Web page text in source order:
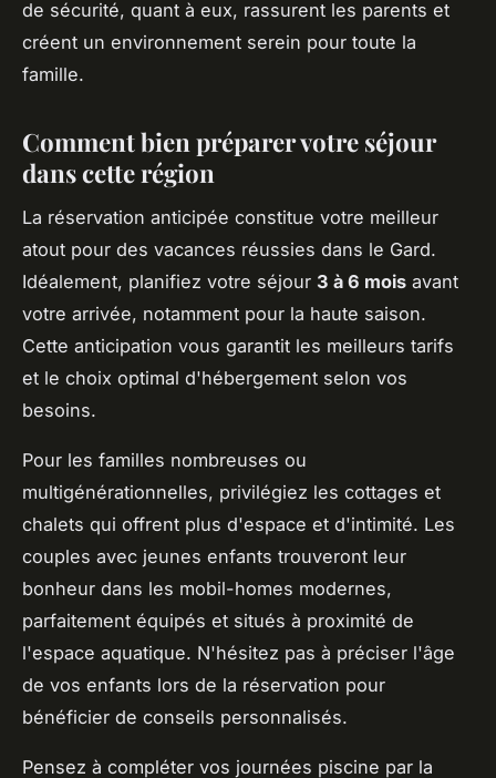
de sécurité, quant à eux, rassurent les parents et
créent un environnement serein pour toute la
famille.
Comment bien préparer votre séjour
dans cette région
La réservation anticipée constitue votre meilleur
atout pour des vacances réussies dans le Gard.
Idéalement, planifiez votre séjour 3 à 6 mois avant
votre arrivée, notamment pour la haute saison.
Cette anticipation vous garantit les meilleurs tarifs
et le choix optimal d'hébergement selon vos
besoins.
Pour les familles nombreuses ou
multigénérationnelles, privilégiez les cottages et
chalets qui offrent plus d'espace et d'intimité. Les
couples avec jeunes enfants trouveront leur
bonheur dans les mobil-homes modernes,
parfaitement équipés et situés à proximité de
l'espace aquatique. N'hésitez pas à préciser l'âge
de vos enfants lors de la réservation pour
bénéficier de conseils personnalisés.
Pensez à compléter vos journées piscine par la